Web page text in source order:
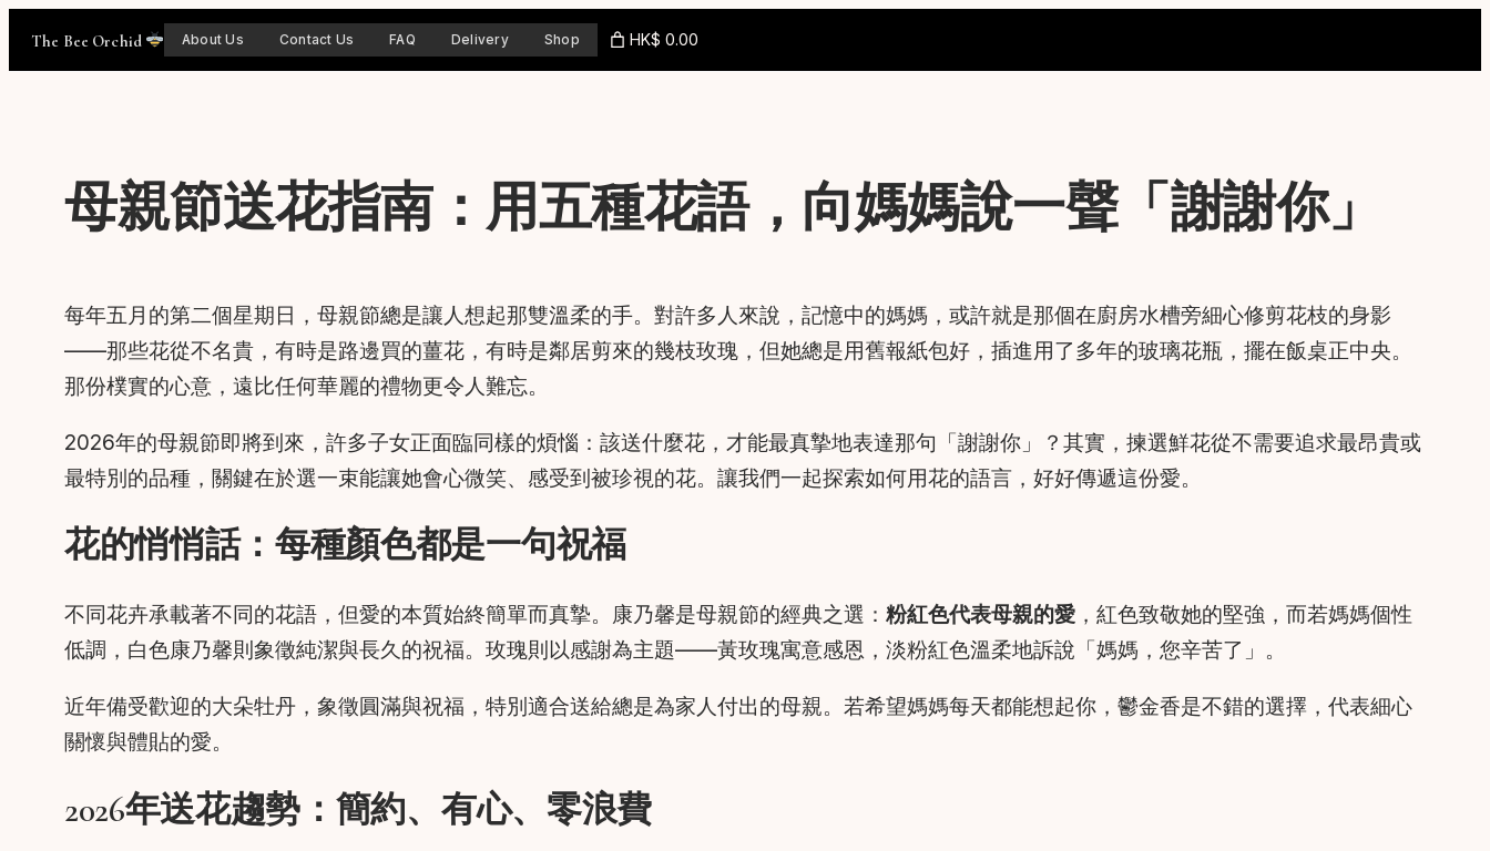
The Bee Orchid About Us Contact Us FAQ Delivery Shop HK$ 0.00
母親節送花指南：用五種花語，向媽媽說一聲「謝謝你」
每年五月的第二個星期日，母親節總是讓人想起那雙溫柔的手。對許多人來說，記憶中的媽媽，或許就是那個在廚房水槽旁細心修剪花枝的身影
——那些花從不名貴，有時是路邊買的薑花，有時是鄰居剪來的幾枝玫瑰，但她總是用舊報紙包好，插進用了多年的玻璃花瓶，擺在飯桌正中央。
那份樸實的心意，遠比任何華麗的禮物更令人難忘。
2026年的母親節即將到來，許多子女正面臨同樣的煩惱：該送什麼花，才能最真摯地表達那句「謝謝你」？其實，揀選鮮花從不需要追求最昂貴或
最特別的品種，關鍵在於選一束能讓她會心微笑、感受到被珍視的花。讓我們一起探索如何用花的語言，好好傳遞這份愛。
花的悄悄話：每種顏色都是一句祝福
不同花卉承載著不同的花語，但愛的本質始終簡單而真摯。康乃馨是母親節的經典之選： 粉紅色代表母親的愛 ，紅色致敬她的堅強，而若媽媽個性
低調，白色康乃馨則象徵純潔與長久的祝福。玫瑰則以感謝為主題——黃玫瑰寓意感恩，淡粉紅色溫柔地訴說「媽媽，您辛苦了」。
近年備受歡迎的大朵牡丹，象徵圓滿與祝福，特別適合送給總是為家人付出的母親。若希望媽媽每天都能想起你，鬱金香是不錯的選擇，代表細心
關懷與體貼的愛。
2026年送花趨勢：簡約、有心、零浪費